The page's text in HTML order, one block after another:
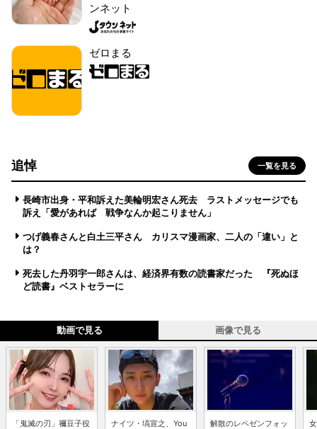
ンネット
ゼロまる
追悼 一覧を見る
長崎市出身・平和訴えた美輪明宏さん死去 ラストメッセージでも
訴え「愛があれば 戦争なんか起こりません」
つげ義春さんと白土三平さん カリスマ漫画家、二人の「違い」と
は？
死去した丹羽宇一郎さんは、経済界有数の読書家だった 『死ぬほ
ど読書』ベストセラーに
動画で見る 画像で見る
「鬼滅の刃」禰豆子役
ナイツ・塙宣之、You
解散のレペゼンフォッ